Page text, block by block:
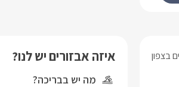
בצפון איזה אבזורים יש לנו?
מה יש בבריכה?